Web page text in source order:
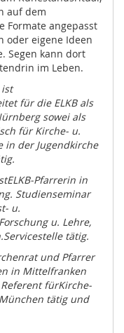
auf dem
Formate angepasst
oder eigene Ideen
Segen kann dort
im Leben.
ist
für die ELKB als
sowei als
für Kirche- u.
in der Jugendkirche
Pfarrerin in
Studienseminar
u.
u. Lehre,
tätig.
und Pfarrer
in Mittelfranken
fürKirche-
tätig und